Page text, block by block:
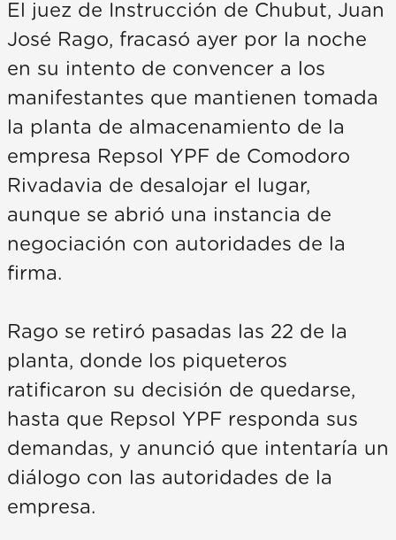
El juez de Instrucción de Chubut, Juan
José Rago, fracasó ayer por la noche
en su intento de convencer a los
manifestantes que mantienen tomada
la planta de almacenamiento de la
empresa Repsol YPF de Comodoro
Rivadavia de desalojar el lugar,
aunque se abrió una instancia de
negociación con autoridades de la
firma.
Rago se retiró pasadas las 22 de la
planta, donde los piqueteros
ratificaron su decisión de quedarse,
hasta que Repsol YPF responda sus
demandas, y anunció que intentaría un
diálogo con las autoridades de la
empresa.